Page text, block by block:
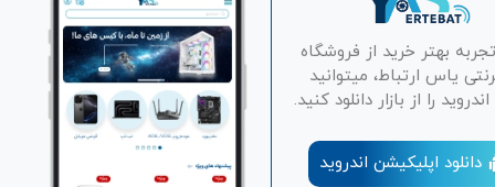
بهتر خرید از فروشگاه
یاس ارتباط، میتوانید
را از بازار دانلود کنید.
دانلود اپلیکیشن اندروید